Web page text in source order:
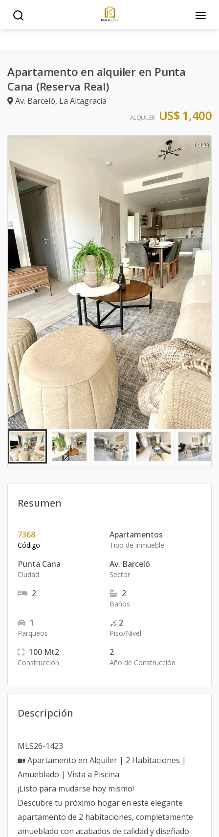
Apartamento en alquiler en Punta
Cana (Reserva Real)
Av. Barceló, La Altagracia
ALQUILER US$ 1,400
1 of 28
Resumen
7368
Código
Apartamentos
Tipo de inmueble
Punta Cana
Ciudad
Av. Barceló
Sector
2 2
Baños
1
Parqueos
2
Piso/Nivel
100 Mt2
Construcción
2
Año de Construcción
Descripción
MLS26-1423
🏡 Apartamento en Alquiler | 2 Habitaciones |
Amueblado | Vista a Piscina
¡Listo para mudarse hoy mismo!
Descubre tu próximo hogar en este elegante
apartamento de 2 habitaciones, completamente
amueblado con acabados de calidad y diseñado